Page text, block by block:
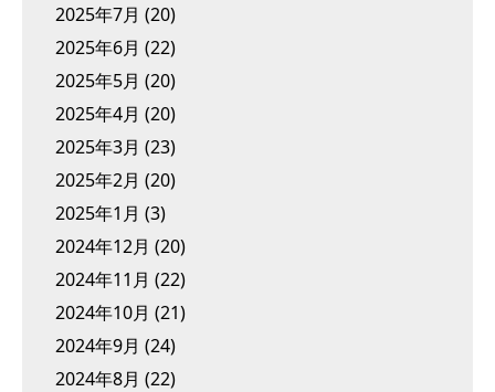
2025年7月 (20)
2025年6月 (22)
2025年5月 (20)
2025年4月 (20)
2025年3月 (23)
2025年2月 (20)
2025年1月 (3)
2024年12月 (20)
2024年11月 (22)
2024年10月 (21)
2024年9月 (24)
2024年8月 (22)